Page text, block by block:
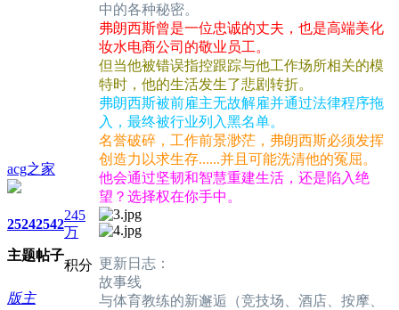
acg之家
2524
主题
2542
帖子
245
万
积分
版主
中的各种秘密。
弗朗西斯曾是一位忠诚的丈夫，也是高端美化
妆水电商公司的敬业员工。
但当他被错误指控跟踪与他工作场所相关的模
特时，他的生活发生了悲剧转折。
弗朗西斯被前雇主无故解雇并通过法律程序拖
入，最终被行业列入黑名单。
名誉破碎，工作前景渺茫，弗朗西斯必须发挥
创造力以求生存......并且可能洗清他的冤屈。
他会通过坚韧和智慧重建生活，还是陷入绝
望？选择权在你手中。
更新日志：
故事线
与体育教练的新邂逅（竞技场、酒店、按摩、